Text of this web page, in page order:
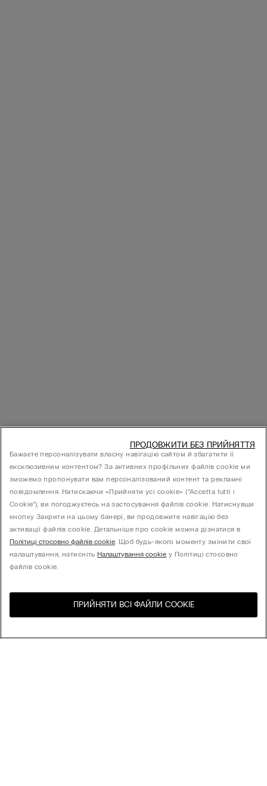
United States
Бажаєте персоналізувати власну навігацію сайтом й збагатити її
ексклюзивним контентом? За активних профільних файлів cookie ми
зможемо пропонувати вам персоналізований контент та рекламні
повідомлення. Натискаючи «Прийняти усі cookie» (“Accetta tutti i
Cookie”), ви погоджуєтесь на застосування файлів cookie. Натиснувши
кнопку Закрити на цьому банері, ви продовжите навігацію без
активації файлів cookie. Детальніше про cookie можна дізнатися в
Політиці стосовно файлів cookie. Щоб будь-якого моменту змінити свої
налаштування, натиснітьНалаштування cookie у Політиці стосовно
файлів cookie.
ПРИЙНЯТИ ВСІ ФАЙЛИ СOOKIE
ПРОДОВЖИТИ БЕЗ ПРИЙНЯТТЯ